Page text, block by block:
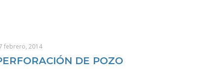
febrero, 2014
DE POZO